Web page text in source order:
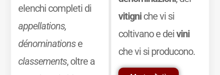
elenchi completi di
appellations,
dénominationse
classements, oltre a
vitigniche vi si
coltivano e deivini
che vi si producono.